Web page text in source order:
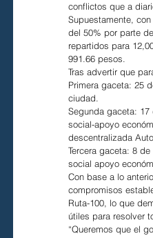
conflictos que a
Supuestamente,
del 50% por parte
repartidos para
991.66 pesos.
Tras advertir que
Primera gaceta: 25
ciudad.
Segunda gaceta:
social-apoyo
descentralizada
Tercera gaceta: 8
social apoyo
Con base a lo
compromisos
Ruta-100, lo que
útiles para resolver
“Queremos que el